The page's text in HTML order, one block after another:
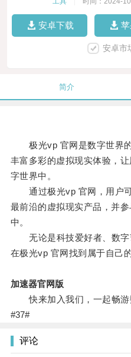
安卓下载
安卓市
简介
极光vp 官网是数字世界的
丰富多彩的虚拟现实体验，
字世界中。
通过极光vp 官网，用户可
最前沿的虚拟现实产品，并
中。
无论是科技爱好者、数字
在极光vp 官网找到属于自己
加速器官网版
快来加入我们，一起畅游
#37#
评论